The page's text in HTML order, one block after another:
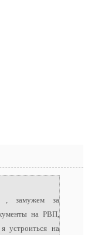
, замужем за
на РВП,
устроиться на